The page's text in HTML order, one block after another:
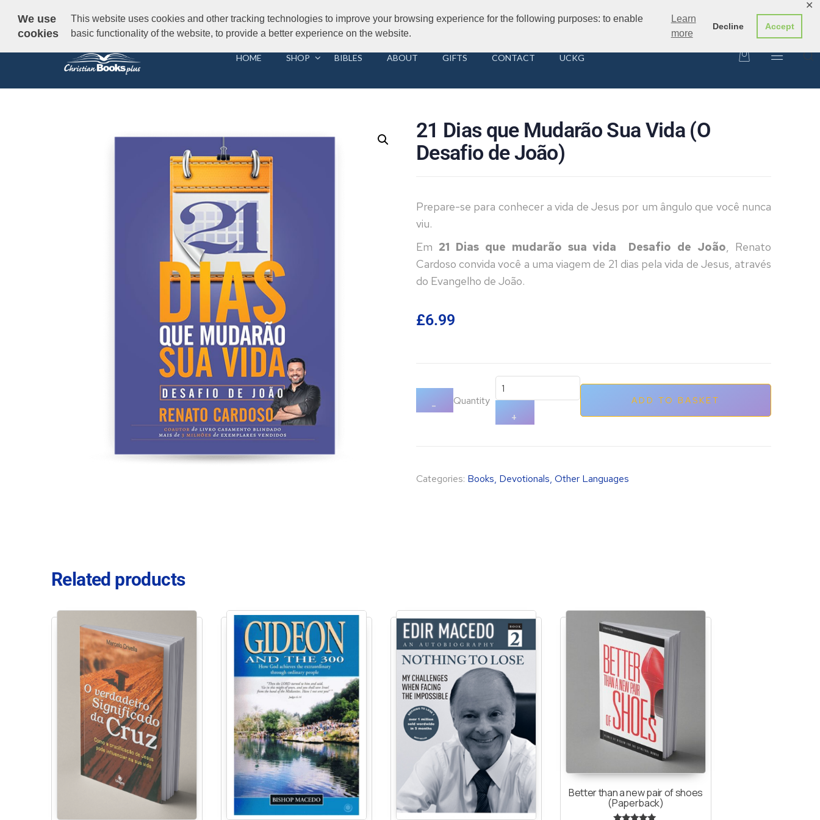
We use
cookies
This website uses cookies and other tracking technologies to improve your browsing experience for the following purposes: to enable
basic functionality of the website, to provide a better experience on the website.
Learn
more
Decline Accept
✕
Free UK deliveryon orders over £30— Est. Brixton Road, London 2014
HOME SHOP BIBLES ABOUT GIFTS CONTACT UCKG
21 Dias que Mudarão Sua Vida (O
Desafio de João)
Prepare-se para conhecer a vida de Jesus por um ângulo que você nunca
viu.
Em 21 Dias que mudarão sua vida  Desafio de João, Renato
Cardoso convida você a uma viagem de 21 dias pela vida de Jesus, através
do Evangelho de João.
£6.99
- Quantity
+
ADD TO BASKET
Categories: Books, Devotionals, Other Languages
Related products
Better than a new pair of shoes
(Paperback)